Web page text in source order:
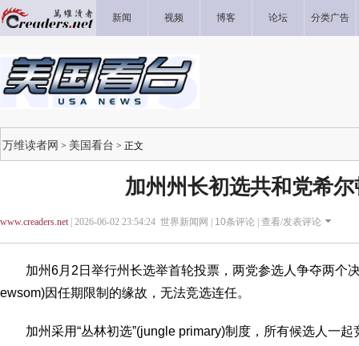
新闻 视频 博客 论坛 分类广告
万维读者网 > 美国看台 > 正文
加州州长初选共和党希
www.creaders.net| 2026-06-02 23:54:24 世界新闻网 | 10条评论 | 查看/发表评论
加州6月2日举行州长选举首轮投票，两党参选人争夺两个
ewsom)因任期限制的缘故，无法竞选连任。
加州采用“丛林初选”(jungle primary)制度，所有候选人一起